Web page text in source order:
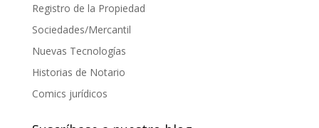
Registro de la Propiedad
Sociedades/Mercantil
Nuevas Tecnologías
Historias de Notario
Comics jurídicos